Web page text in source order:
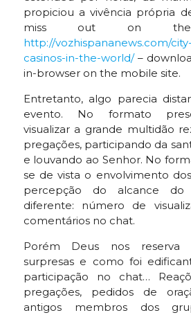
propiciou a vivência própria
miss out on these
http://vozhispananews.com/
casinos-in-the-world/–
in-browser on the mobile site.
Entretanto, algo parecia
evento. No formato
visualizar a grande multidão
pregações, participando da
e louvando ao Senhor. No
se de vista o envolvimento
percepção do alcance
diferente: número de
comentários no chat.
Porém Deus nos reserva
surpresas e como foi
participação no chat…
pregações, pedidos de
antigos membros dos